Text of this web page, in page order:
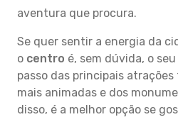
aventura que procura.
Se quer sentir a energia da
o centro é, sem dúvida, o
passo das principais
mais animadas e dos
disso, é a melhor opção se